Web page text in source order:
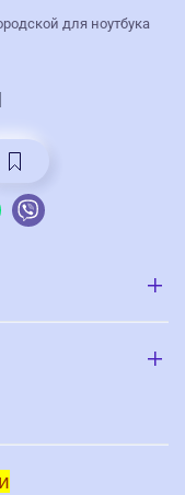
для ноутбука